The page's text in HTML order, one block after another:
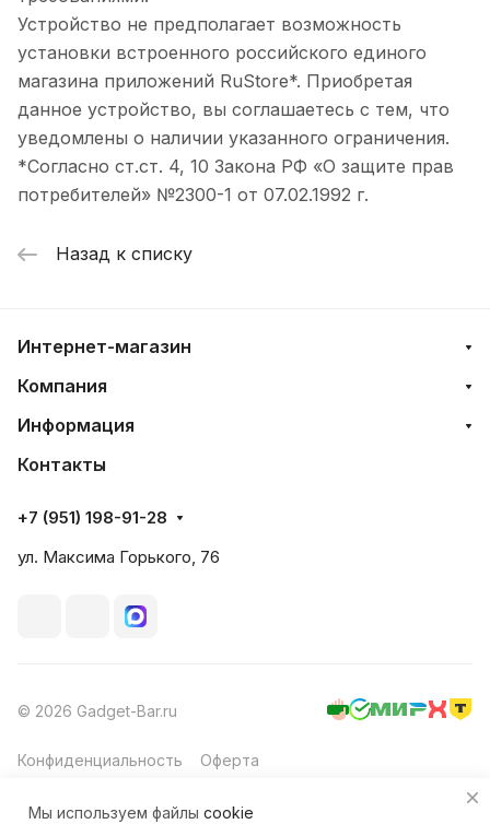
Устройство не предполагает возможность
установки встроенного российского единого
магазина приложений RuStore*. Приобретая
данное устройство, вы соглашаетесь с тем, что
уведомлены о наличии указанного ограничения.
*Согласно ст.ст. 4, 10 Закона РФ «О защите прав
потребителей» №2300-1 от 07.02.1992 г.
Назад к списку
Интернет-магазин
Компания
Информация
Контакты
+7 (951) 198-91-28
ул. Максима Горького, 76
© 2026 Gadget-Bar.ru
Конфиденциальность Оферта
Мы используем файлы cookie